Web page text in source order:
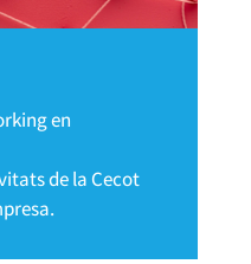
en
de la Cecot